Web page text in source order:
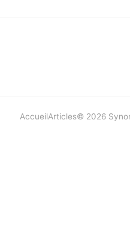
AccueilArticles© 2026